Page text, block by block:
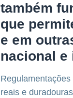
também
que
e em
nacional e
reais e